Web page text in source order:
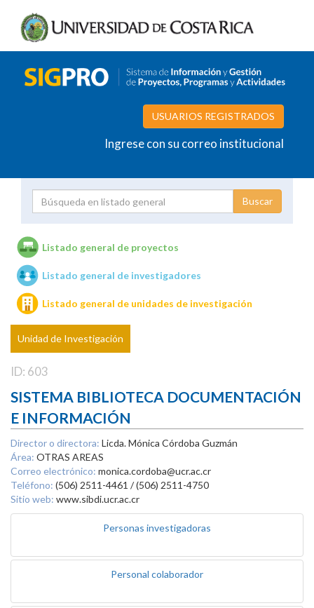
USUARIOS REGISTRADOS
Ingrese con su correo institucional
Unidades de investigación
Listado general de proyectos
Listado general de investigadores
Listado general de unidades de investigación
Unidad de Investigación
ID: 603
SISTEMA BIBLIOTECA DOCUMENTACIÓN
E INFORMACIÓN
Director o directora: Licda. Mónica Córdoba Guzmán
Área: OTRAS AREAS
Correo electrónico: monica.cordoba@ucr.ac.cr
Teléfono: (506) 2511-4461 / (506) 2511-4750
Sitio web: www.sibdi.ucr.ac.cr
Personas investigadoras
Personal colaborador